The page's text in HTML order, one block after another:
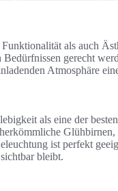
als auch
gerecht
Atmosphäre
als eine der
ist perfekt
bleibt.